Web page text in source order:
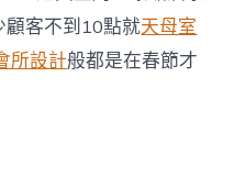
顧客不到10點就天母室
所設計般都是在春節才